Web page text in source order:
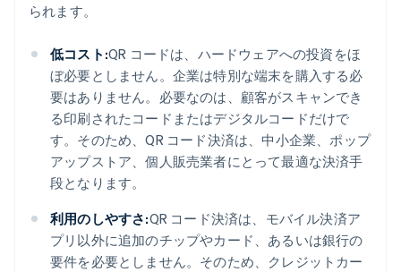
られます。
低コスト:QR コードは、ハードウェアへの投資をほ
ぼ必要としません。企業は特別な端末を購入する必
要はありません。必要なのは、顧客がスキャンでき
る印刷されたコードまたはデジタルコードだけで
す。そのため、QR コード決済は、中小企業、ポップ
アップストア、個人販売業者にとって最適な決済手
段となります。
利用のしやすさ:QR コード決済は、モバイル決済ア
プリ以外に追加のチップやカード、あるいは銀行の
要件を必要としません。そのため、クレジットカー